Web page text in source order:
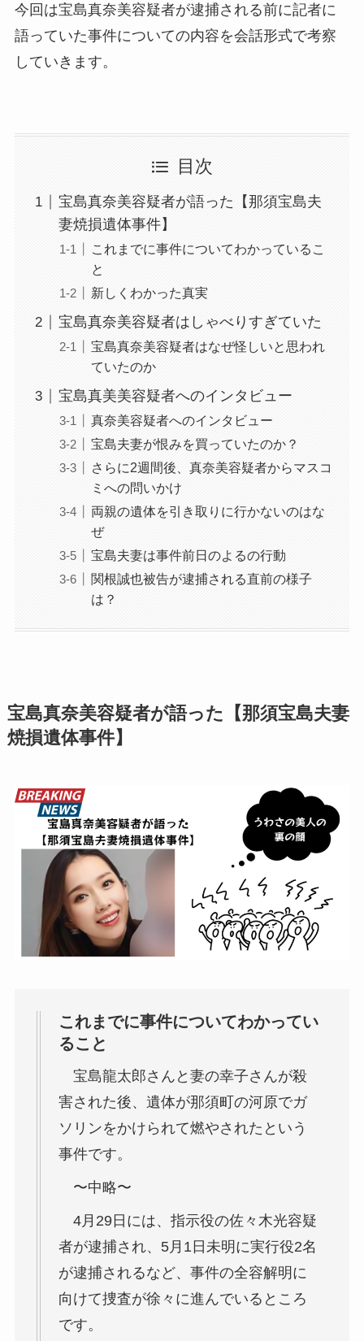
今回は宝島真奈美容疑者が逮捕される前に記者に
語っていた事件についての内容を会話形式で考察
していきます。
目次
宝島真奈美容疑者が語った【那須宝島夫
妻焼損遺体事件】
これまでに事件についてわかっているこ
と
新しくわかった真実
宝島真奈美容疑者はしゃべりすぎていた
宝島真奈美容疑者はなぜ怪しいと思われ
ていたのか
宝島真美美容疑者へのインタビュー
真奈美容疑者へのインタビュー
宝島夫妻が恨みを買っていたのか？
さらに2週間後、真奈美容疑者からマスコ
ミへの問いかけ
両親の遺体を引き取りに行かないのはな
ぜ
宝島夫妻は事件前日のよるの行動
関根誠也被告が逮捕される直前の様子
は？
宝島真奈美容疑者が語った【那須宝島夫妻
焼損遺体事件】
これまでに事件についてわかってい
ること
宝島龍太郎さんと妻の幸子さんが殺
害された後、遺体が那須町の河原でガ
ソリンをかけられて燃やされたという
事件です。
〜中略〜
4月29日には、指示役の佐々木光容疑
者が逮捕され、5月1日未明に実行役2名
が逮捕されるなど、事件の全容解明に
向けて捜査が徐々に進んでいるところ
です。